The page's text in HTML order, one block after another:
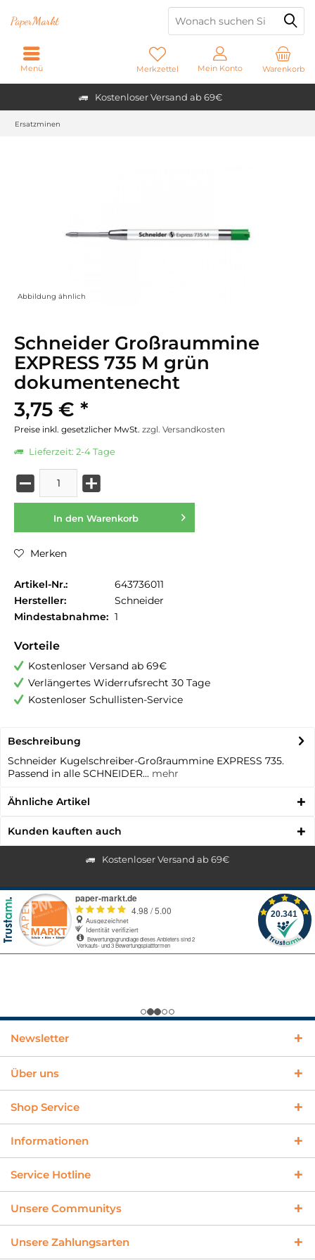
Kostenloser Versand ab 69€
PaperMarkt
Warenkorb
Merkzettel Mein Konto
Menü
Ersatzminen
Abbildung ähnlich
Schneider Großraummine
EXPRESS 735 M grün
dokumentenecht
3,75 € *
Preise inkl. gesetzlicher MwSt. zzgl. Versandkosten
Lieferzeit: 2-4 Tage
In den Warenkorb
Merken
Artikel-Nr.:
643736011
Hersteller:
Schneider
Mindestabnahme: 1
Vorteile
Kostenloser Versand ab 69€
Verlängertes Widerrufsrecht 30 Tage
Kostenloser Schullisten-Service
Beschreibung
Schneider Kugelschreiber-Großraummine EXPRESS 735.
Passend in alle SCHNEIDER... mehr
Ähnliche Artikel
Kunden kauften auch
Kostenloser Versand ab 69€
Newsletter
Über uns
Shop Service
Informationen
Service Hotline
Unsere Communitys
Unsere Zahlungsarten